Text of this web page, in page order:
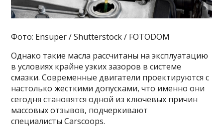
Фото: Ensuper / Shutterstock / FOTODOM
Однако такие масла рассчитаны на эксплуатацию
в условиях крайне узких зазоров в системе
смазки. Современные двигатели проектируются с
настолько жесткими допусками, что именно они
сегодня становятся одной из ключевых причин
массовых отзывов, подчеркивают
специалисты Carscoops.